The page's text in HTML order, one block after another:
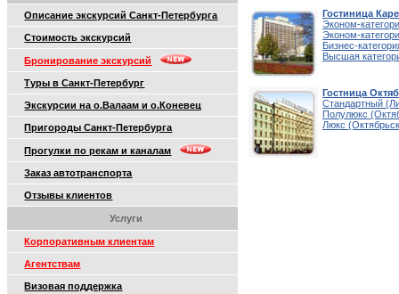
Описание экскурсий Санкт-Петербурга
Стоимость экскурсий
Бронирование экскурсий
Туры в Санкт-Петербург
Экскурсии на о.Валаам и о.Коневец
Пригороды Санкт-Петербурга
Прогулки по рекам и каналам
Заказ автотранспорта
Отзывы клиентов
Услуги
Корпоративным клиентам
Агентствам
Визовая поддержка
Гостиница
Эконом-
Эконом-
Бизнес-
Высшая
Гостница
Стандартный
Полулюкс
Люкс